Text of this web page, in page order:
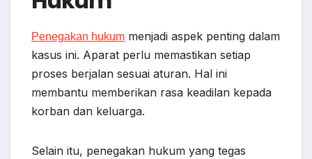
Penegakan hukum menjadi aspek penting dalam
kasus ini. Aparat perlu memastikan setiap
proses berjalan sesuai aturan. Hal ini
membantu memberikan rasa keadilan kepada
korban dan keluarga.
Selain itu, penegakan hukum yang tegas